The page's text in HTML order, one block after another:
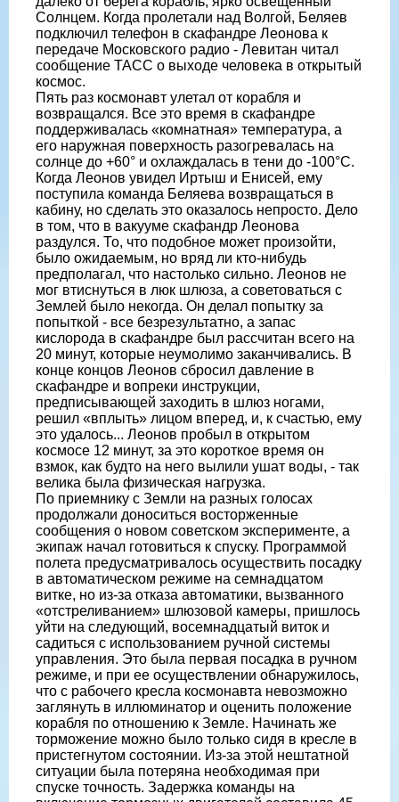
Солнцем. Когда пролетали над Волгой, Беляев
подключил телефон в скафандре Леонова к
передаче Московского радио - Левитан читал
сообщение ТАСС о выходе человека в открытый
космос.
Пять раз космонавт улетал от корабля и
возвращался. Все это время в скафандре
поддерживалась «комнатная» температyра, а
его наружная поверхность разогревалась на
солнце до +60° и охлаждалась в тени до -100°С.
Когда Леонов увидел Иртыш и Енисей, ему
поступила команда Беляева возвращаться в
кабину, но сделать это оказалось непросто. Дело
в том, что в вакууме скафандр Леонова
раздулся. То, что подобное может произойти,
было ожидаемым, но вряд ли кто-нибудь
предполагал, что настолько сильно. Леонов не
мог втиснуться в люк шлюза, а советоваться с
Землей было некогда. Он делал попытку за
попыткой - все безрезультатно, а запас
кислорода в скафандре был рассчитан всего на
20 минут, которые неумолимо заканчивались. В
конце концов Леонов сбросил давление в
скафандре и вопреки инструкции,
предписывающей заходить в шлюз ногами,
решил «вплыть» лицом вперед, и, к счастью, ему
это удалось... Леонов пробыл в открытом
космосе 12 минут, за это короткое время он
взмок, как будто на него вылили ушат воды, - так
велика была физическая нагрузка.
По приемнику с Земли на разных голосах
продолжали доноситься восторженные
сообщения о новом советском эксперименте, а
экипаж начал готовиться к спуску. Программой
полета предусматривалось осуществить посадку
в автоматическом режиме на семнадцатом
витке, но из-за отказа автоматики, вызванного
«отстреливанием» шлюзовой камеры, пришлось
уйти на следующий, восемнадцатый виток и
садиться с использованием ручной системы
управления. Это была первая посадка в ручном
режиме, и при ее осуществлении обнаружилось,
что с рабочего кресла космонавта невозможно
заглянуть в иллюминатор и оценить положение
корабля по отношению к Земле. Начинать же
торможение можно было только сидя в кресле в
пристегнутом состоянии. Из-за этой нештатной
ситуации была потеряна необходимая при
спуске точность. Задержка команды на